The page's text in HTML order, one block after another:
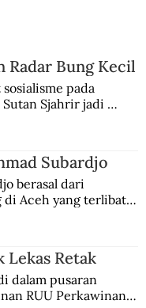
(2)
Radar Bung Kecil
pada
Sjahrir jadi
Subardjo
berasal dari
Aceh yang terlibat
Lekas Retak
dalam pusaran
RUU Perkawinan.